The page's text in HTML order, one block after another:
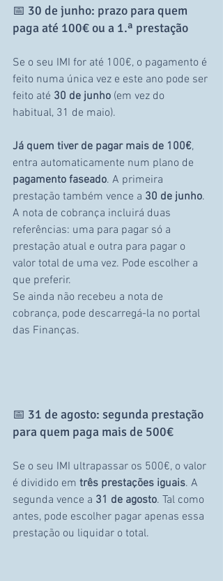
📅 30 de junho: prazo para quem
paga até 100€ ou a 1.ª prestação
Se o seu IMI for até 100€, o pagamento é
feito numa única vez e este ano pode ser
feito até 30 de junho (em vez do
habitual, 31 de maio).
Já quem tiver de pagar mais de 100€,
entra automaticamente num plano de
pagamento faseado. A primeira
prestação também vence a 30 de junho.
A nota de cobrança incluirá duas
referências: uma para pagar só a
prestação atual e outra para pagar o
valor total de uma vez. Pode escolher a
que preferir.
Se ainda não recebeu a nota de
cobrança, pode descarregá-la no portal
das Finanças.
📅 31 de agosto: segunda prestação
para quem paga mais de 500€
Se o seu IMI ultrapassar os 500€, o valor
é dividido em três prestações iguais. A
segunda vence a 31 de agosto. Tal como
antes, pode escolher pagar apenas essa
prestação ou liquidar o total.